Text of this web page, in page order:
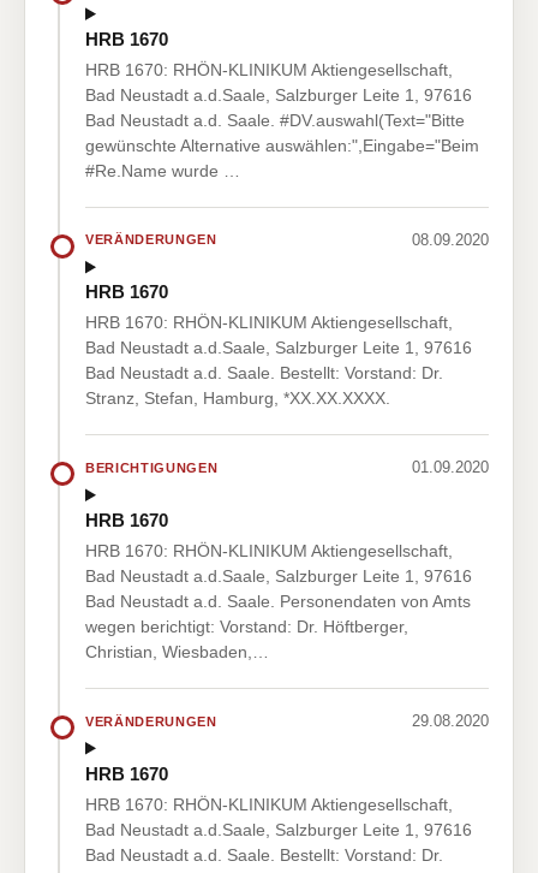
HRB 1670
HRB 1670: RHÖN-KLINIKUM Aktiengesellschaft,
Bad Neustadt a.d.Saale, Salzburger Leite 1, 97616
Bad Neustadt a.d. Saale. #DV.auswahl(Text="Bitte
gewünschte Alternative auswählen:",Eingabe="Beim
#Re.Name wurde …
VERÄNDERUNGEN 08.09.2020
HRB 1670
HRB 1670: RHÖN-KLINIKUM Aktiengesellschaft,
Bad Neustadt a.d.Saale, Salzburger Leite 1, 97616
Bad Neustadt a.d. Saale. Bestellt: Vorstand: Dr.
Stranz, Stefan, Hamburg, *XX.XX.XXXX.
BERICHTIGUNGEN 01.09.2020
HRB 1670
HRB 1670: RHÖN-KLINIKUM Aktiengesellschaft,
Bad Neustadt a.d.Saale, Salzburger Leite 1, 97616
Bad Neustadt a.d. Saale. Personendaten von Amts
wegen berichtigt: Vorstand: Dr. Höftberger,
Christian, Wiesbaden,…
VERÄNDERUNGEN 29.08.2020
HRB 1670
HRB 1670: RHÖN-KLINIKUM Aktiengesellschaft,
Bad Neustadt a.d.Saale, Salzburger Leite 1, 97616
Bad Neustadt a.d. Saale. Bestellt: Vorstand: Dr.